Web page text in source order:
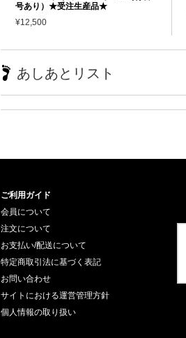
号あり）★受注生産品★
¥12,500
あしあとリスト
ご利用ガイド
会員について
注文について
お支払い/配送について
特定商取引法に基づく表記
お問い合わせ
サイトにおける運営管理方針
個人情報の取り扱い